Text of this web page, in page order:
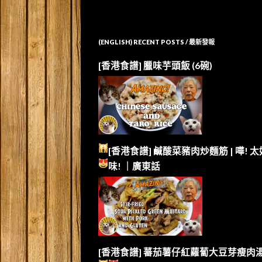
(ENGLISH) RECENT POSTS / 最新發報
[香港食譜] 臘味芋頭飯 (6碗)
[香港食譜] 鹹酸菜豬肉炒麵筋 | 嘩! 太
味!
｜廣東話
[香港食譜] 蕃茄薯仔紅蘿蔔大豆芽瘦肉